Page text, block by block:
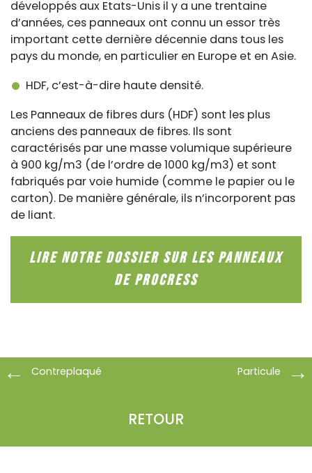
développés aux Etats-Unis il y a une trentaine
d’années, ces panneaux ont connu un essor très
important cette dernière décennie dans tous les
pays du monde, en particulier en Europe et en Asie.
HDF, c’est-à-dire haute densité.
Les Panneaux de fibres durs (HDF) sont les plus
anciens des panneaux de fibres. Ils sont
caractérisés par une masse volumique supérieure
à 900 kg/m3 (de l’ordre de 1000 kg/m3) et sont
fabriqués par voie humide (comme le papier ou le
carton). De manière générale, ils n’incorporent pas
de liant.
LIRE NOTRE DOSSIER SUR LES PANNEAUX
DE PROCRESS
Contreplaqué
RETOUR
Particule